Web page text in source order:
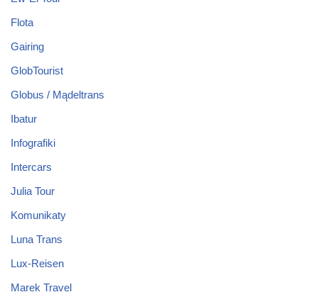
Flota
Gairing
GlobTourist
Globus / Mądeltrans
Ibatur
Infografiki
Intercars
Julia Tour
Komunikaty
Luna Trans
Lux-Reisen
Marek Travel